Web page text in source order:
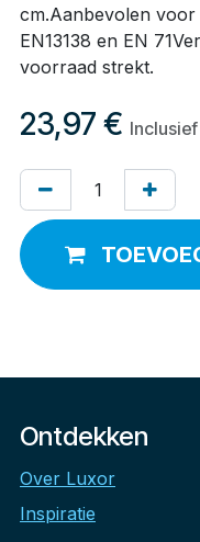
cm.Aanbevolen
EN13138 en EN
voorraad strekt.
23,97 €
Ontdekken
Over Luxor
Inspiratie